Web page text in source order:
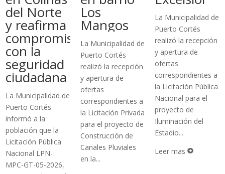
del Norte
y reafirma
compromiso
con la
seguridad
ciudadana
La Municipalidad de
Puerto Cortés
informó a la
población que la
Licitación Pública
Nacional LPN-
MPC-GT-05-2026,
Los
Mangos
La Municipalidad de
Puerto Cortés
realizó la recepción
y apertura de
ofertas
correspondientes a
la Licitación Privada
para el proyecto de
Construcción de
Canales Pluviales
en la...
La Municipalidad de
Puerto Cortés
realizó la recepción
y apertura de
ofertas
correspondientes a
la Licitación Pública
Nacional para el
proyecto de
Iluminación del
Estadio...
Leer mas 